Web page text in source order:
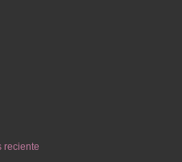
reciente